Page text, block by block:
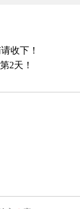
收下！
2天！